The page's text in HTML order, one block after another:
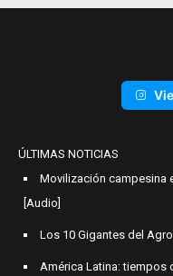
ÚLTIMAS NOTICIAS
Movilización campesina
[Audio]
Los 10 Gigantes del
América Latina: tiempos